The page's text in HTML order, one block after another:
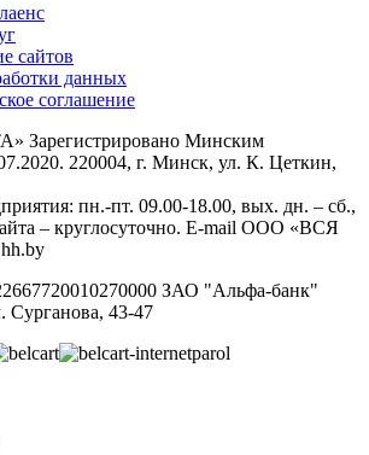
сайтов
данных
соглашение
Зарегистрировано Минским
220004, г. Минск, ул. К. Цеткин,
пн.-пт. 09.00-18.00, вых. дн. – сб.,
– круглосуточно. E-mail ООО «ВСЯ
ЗАО "Альфа-банк"
Сурганова, 43‑47